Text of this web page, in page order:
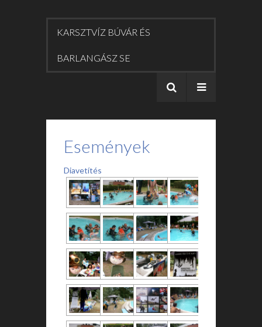
KARSZTVÍZ BÚVÁR ÉS
BARLANGÁSZ SE
Események
Diavetítés